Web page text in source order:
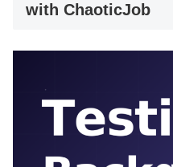
with ChaoticJob